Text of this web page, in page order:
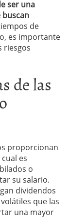
ser una
buscan
de
es importante
riesgos
de las
proporcionan
es
o
su salario.
dividendos
que las
una mayor